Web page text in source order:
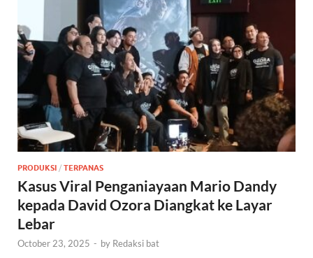
PRODUKSI / TERPANAS
Kasus Viral Penganiayaan Mario Dandy
kepada David Ozora Diangkat ke Layar
Lebar
October 23, 2025 - by Redaksi bat